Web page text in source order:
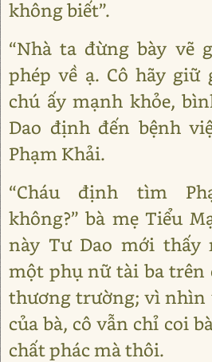
không biết”.
“Nhà ta đừng bày vẽ
phép về ạ. Cô hãy giữ
chú ấy mạnh khỏe,
Dao định đến bệnh
Phạm Khải.
“Cháu định tìm
không?” bà mẹ Tiểu
này Tư Dao mới thấy
một phụ nữ tài ba
thương trường; vì nhìn
của bà, cô vẫn chỉ coi
chất phác mà thôi.